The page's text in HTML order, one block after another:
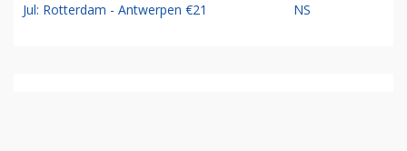
Jul: Rotterdam - Antwerpen €21 NS